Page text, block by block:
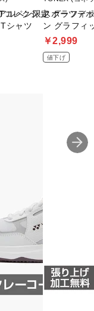
コレクショ
ルペン限定 グラフィ
シャツ
スポーツデ
ン グラフィ
￥2,999
値下げ